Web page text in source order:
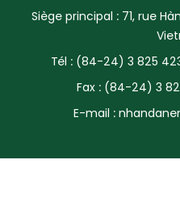
Siège principal : 71, rue
Tél : (84-24) 3 825
Fax : (84-24) 3
E-mail :